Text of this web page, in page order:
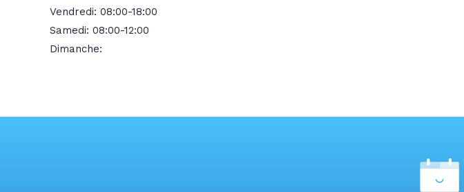
Vendredi: 08:00-18:00
Samedi: 08:00-12:00
Dimanche: